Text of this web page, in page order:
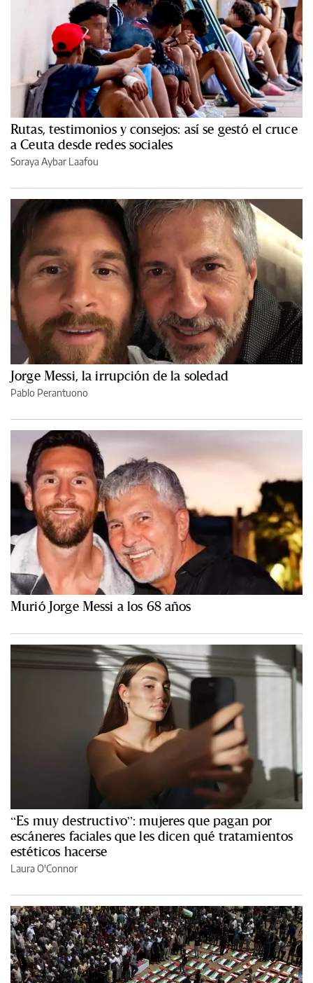
Rutas, testimonios y consejos: así se gestó el cruce
a Ceuta desde redes sociales
Soraya Aybar Laafou
Jorge Messi, la irrupción de la soledad
Pablo Perantuono
Murió Jorge Messi a los 68 años
“Es muy destructivo”: mujeres que pagan por
escáneres faciales que les dicen qué tratamientos
estéticos hacerse
Laura O'Connor